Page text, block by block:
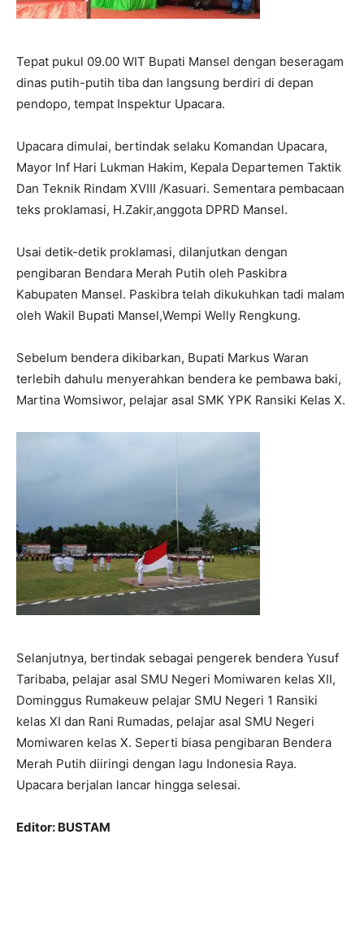
Tepat pukul 09.00 WIT Bupati Mansel dengan beseragam
dinas putih-putih tiba dan langsung berdiri di depan
pendopo, tempat Inspektur Upacara.
Upacara dimulai, bertindak selaku Komandan Upacara,
Mayor Inf Hari Lukman Hakim, Kepala Departemen Taktik
Dan Teknik Rindam XVIII /Kasuari. Sementara pembacaan
teks proklamasi, H.Zakir,anggota DPRD Mansel.
Usai detik-detik proklamasi, dilanjutkan dengan
pengibaran Bendara Merah Putih oleh Paskibra
Kabupaten Mansel. Paskibra telah dikukuhkan tadi malam
oleh Wakil Bupati Mansel,Wempi Welly Rengkung.
Sebelum bendera dikibarkan, Bupati Markus Waran
terlebih dahulu menyerahkan bendera ke pembawa baki,
Martina Womsiwor, pelajar asal SMK YPK Ransiki Kelas X.
Selanjutnya, bertindak sebagai pengerek bendera Yusuf
Taribaba, pelajar asal SMU Negeri Momiwaren kelas XII,
Dominggus Rumakeuw pelajar SMU Negeri 1 Ransiki
kelas XI dan Rani Rumadas, pelajar asal SMU Negeri
Momiwaren kelas X. Seperti biasa pengibaran Bendera
Merah Putih diiringi dengan lagu Indonesia Raya.
Upacara berjalan lancar hingga selesai.
Editor: BUSTAM